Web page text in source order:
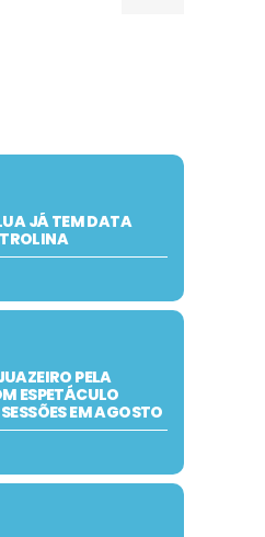
JÁ TEM DATA
PELA
ESPETÁCULO
EM AGOSTO